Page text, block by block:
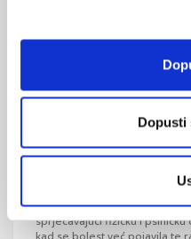
Dopusti
Rehabilitacija
Fizikalna terapija i
povreda. Ona obuhvaća
sprječavajući fizičku i